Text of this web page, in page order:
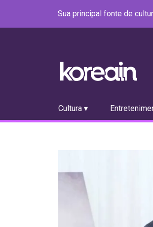
Sua principal fonte de
Cultura ▾